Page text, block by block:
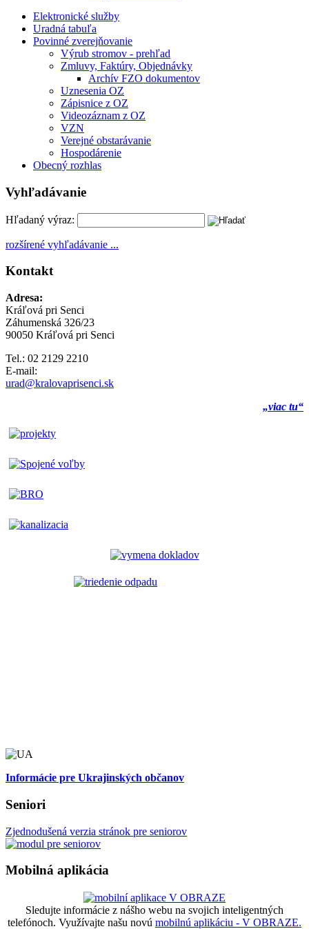
Elektronické služby
Uradná tabuľa
Povinné zverejňovanie
Výrub stromov - prehľad
Zmluvy, Faktúry, Objednávky
Archív FZO dokumentov
Uznesenia OZ
Zápisnice z OZ
Videozáznam z OZ
VZN
Verejné obstarávanie
Hospodárenie
Obecný rozhlas
Vyhľadávanie
Hľadaný výraz:
rozšírené vyhľadávanie ...
Kontakt
Adresa:
Kráľová pri Senci
Záhumenská 326/23
90050 Kráľová pri Senci
Tel.: 02 2129 2210
E-mail:
urad@kralovaprisenci.sk
„viac tu“
Informácie pre Ukrajinských občanov
Seniori
Zjednodušená verzia stránok pre seniorov
Mobilná aplikácia
Sledujte informácie z nášho webu na svojich inteligentných
telefónoch. Využívajte našu novú mobilnú aplikáciu - V OBRAZE.